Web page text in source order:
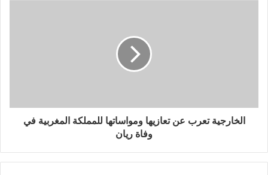
الخارجية تعرب عن تعازيها ومواساتها للمملكة المغربية في
وفاة ريان